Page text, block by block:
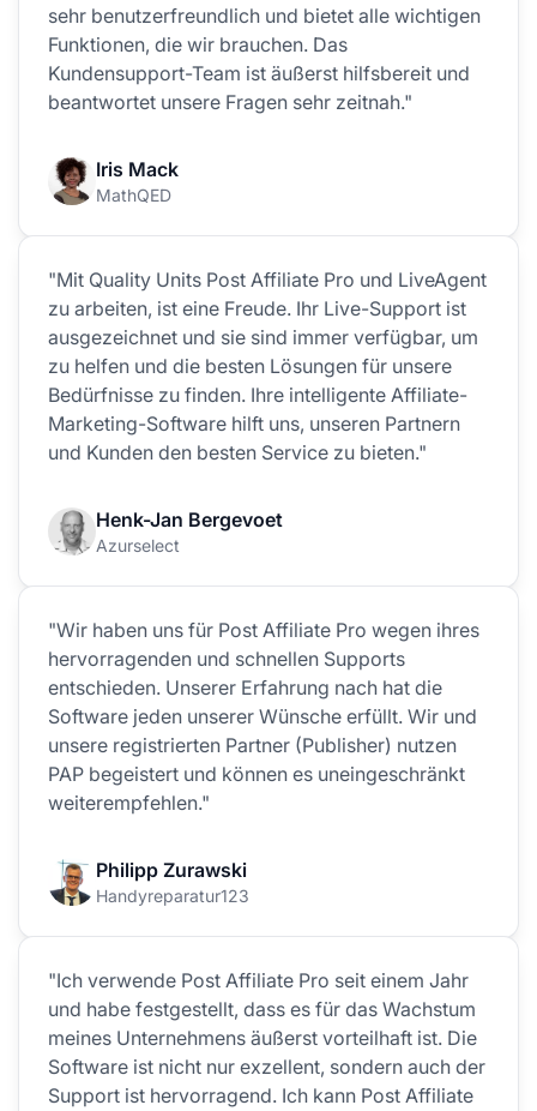
sehr benutzerfreundlich und bietet alle wichtigen
Funktionen, die wir brauchen. Das
Kundensupport-Team ist äußerst hilfsbereit und
beantwortet unsere Fragen sehr zeitnah."
Iris Mack
MathQED
"Mit Quality Units Post Affiliate Pro und LiveAgent
zu arbeiten, ist eine Freude. Ihr Live-Support ist
ausgezeichnet und sie sind immer verfügbar, um
zu helfen und die besten Lösungen für unsere
Bedürfnisse zu finden. Ihre intelligente Affiliate-
Marketing-Software hilft uns, unseren Partnern
und Kunden den besten Service zu bieten."
Henk-Jan Bergevoet
Azurselect
"Wir haben uns für Post Affiliate Pro wegen ihres
hervorragenden und schnellen Supports
entschieden. Unserer Erfahrung nach hat die
Software jeden unserer Wünsche erfüllt. Wir und
unsere registrierten Partner (Publisher) nutzen
PAP begeistert und können es uneingeschränkt
weiterempfehlen."
Philipp Zurawski
Handyreparatur123
"Ich verwende Post Affiliate Pro seit einem Jahr
und habe festgestellt, dass es für das Wachstum
meines Unternehmens äußerst vorteilhaft ist. Die
Software ist nicht nur exzellent, sondern auch der
Support ist hervorragend. Ich kann Post Affiliate